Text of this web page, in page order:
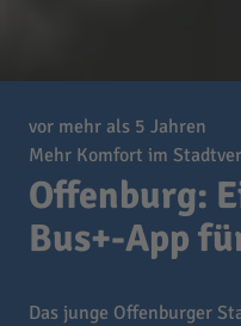
vor mehr als 5 Jahren
Mehr Komfort im
​Offenburg:
Bus+-App
Das junge Offenburger